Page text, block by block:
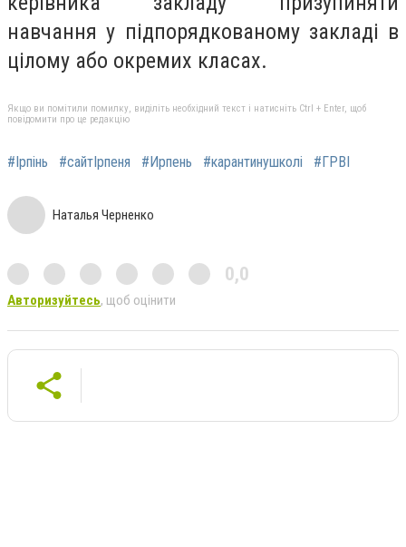
навчання у підпорядкованому закладі в
цілому або окремих класах.
Якщо ви помітили помилку, виділіть необхідний текст і натисніть Ctrl + Enter, щоб
повідомити про це редакцію
#Ірпінь #сайтІрпеня #Ирпень #карантинушколі #ГРВІ
Наталья Черненко
0,0
Авторизуйтесь, щоб оцінити